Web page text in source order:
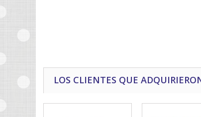
LOS CLIENTES QUE